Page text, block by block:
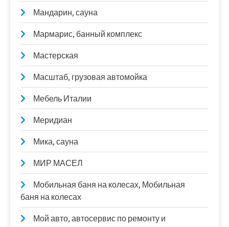
Мандарин, сауна
Мармарис, банный комплекс
Мастерская
Масштаб, грузовая автомойка
Мебель Италии
Меридиан
Мика, сауна
МИР МАСЕЛ
Мобильная баня на колесах, Мобильная
баня на колесах
Мой авто, автосервис по ремонту и